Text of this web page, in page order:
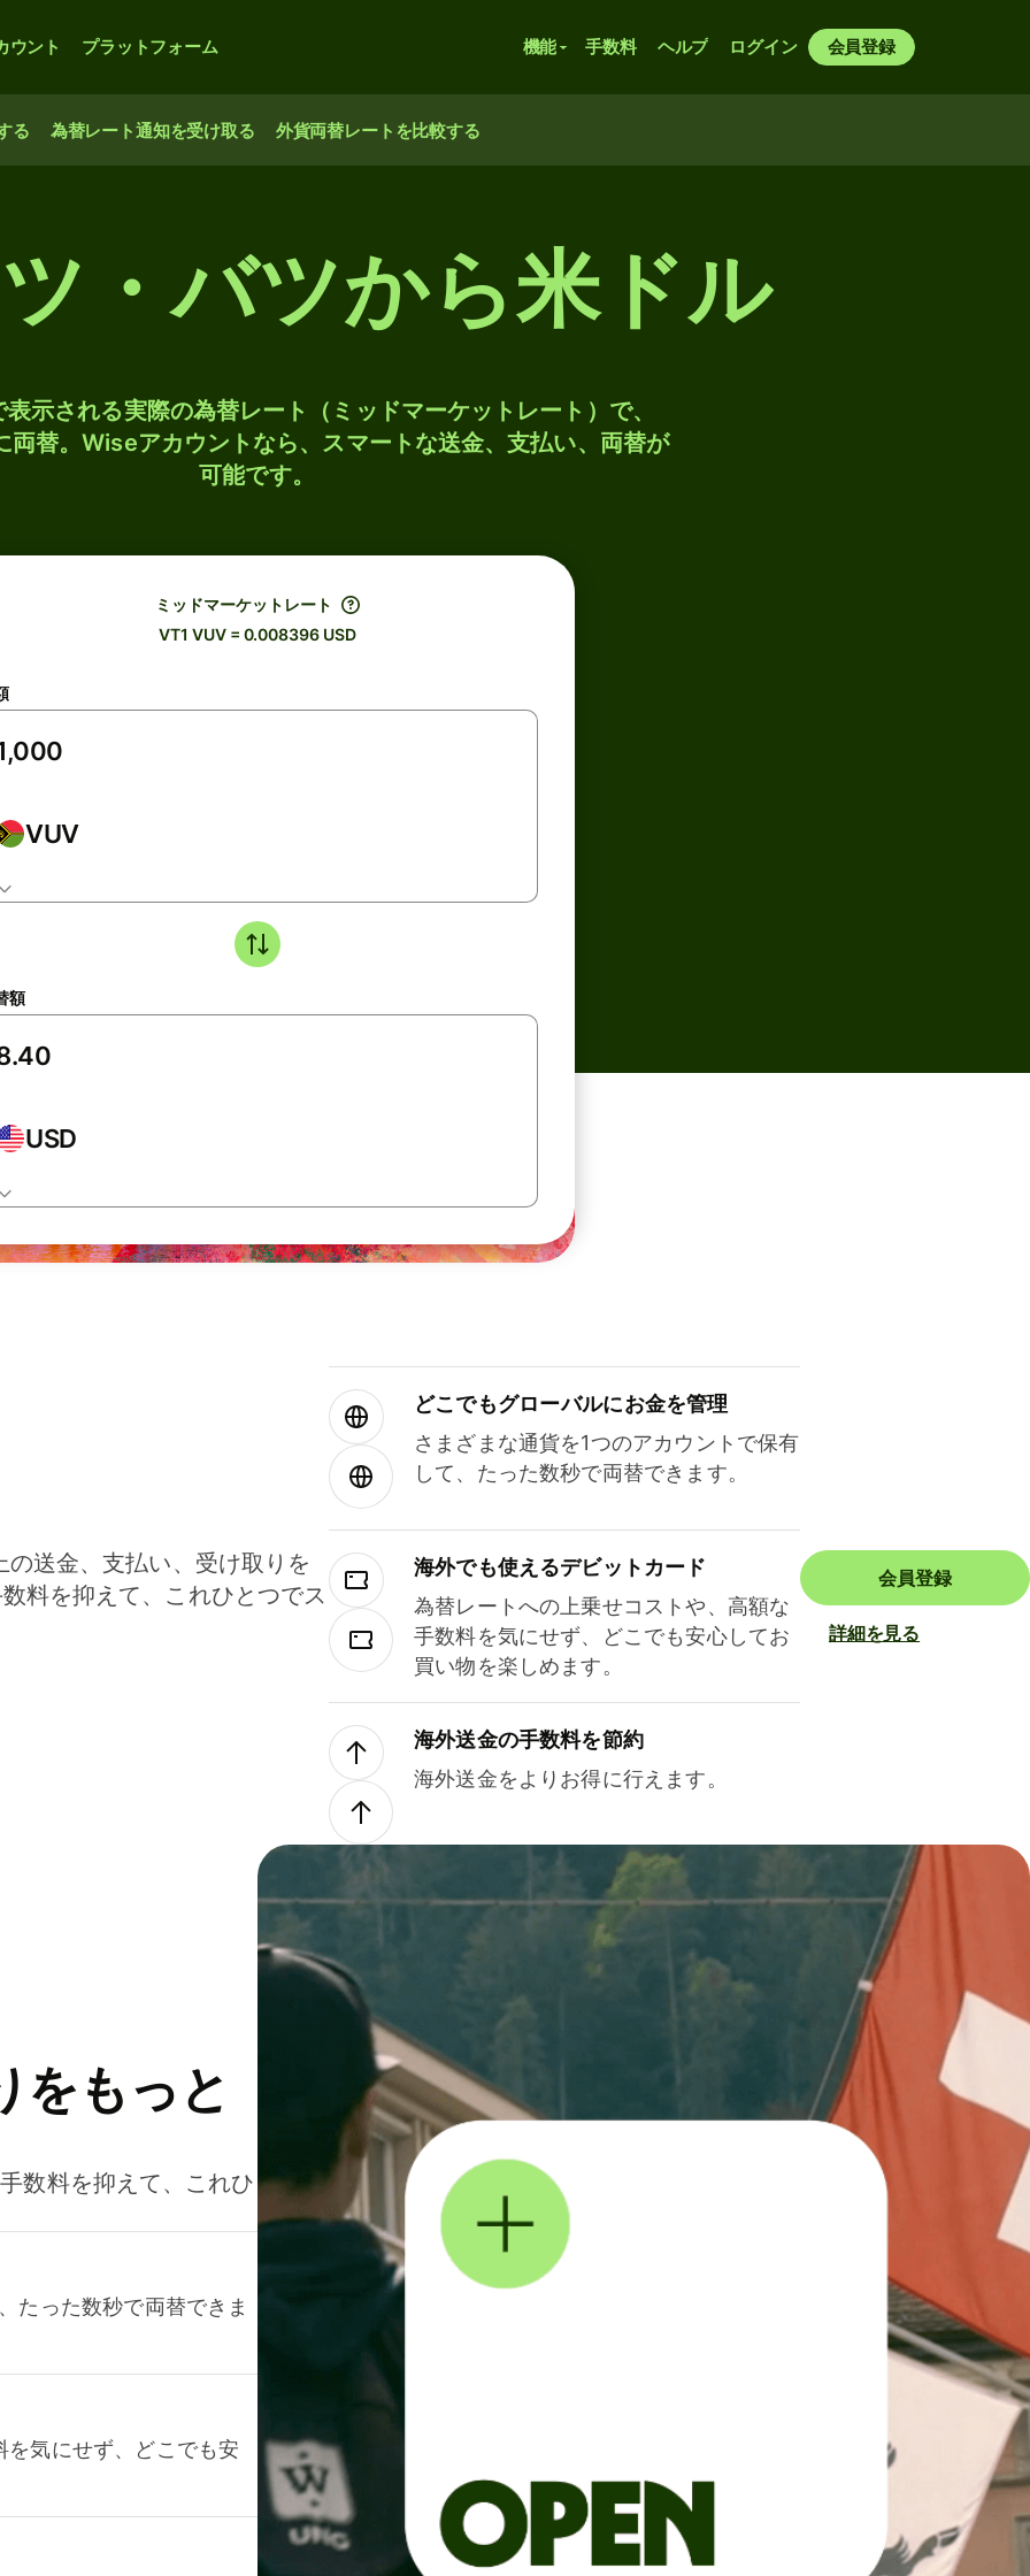
ウント プラットフォーム 機能 手数料 ヘルプ ログイン 会員登録
る 為替レート通知を受け取る 外貨両替レートを比較する
・バツから米ドル
示される実際の為替レート（ミッドマーケットレート）で、
両替。Wiseアカウントなら、スマートな送金、支払い、両替が
可能です。
ミッドマーケットレート
VT1 VUV = 0.008396 USD
VUV
額
USD
送金、支払い、受け取りを
料を抑えて、これひとつでス
どこでもグ⁠ロ⁠ー⁠バ⁠ルにお金を管理
さまざまな通貨を1つのアカウントで保有
して、たった数秒で両替できます。
海外でも使えるデビットカード
為替レートへの上乗せコストや、高額な
手数料を気にせず、どこでも安心してお
買い物を楽しめます。
海外送金の手数料を節約
海外送金をよりお得に行えます。
会員登録
詳細を見る
をもっと
数料を抑えて、これひ
たった数秒で両替できま
気にせず、どこでも安